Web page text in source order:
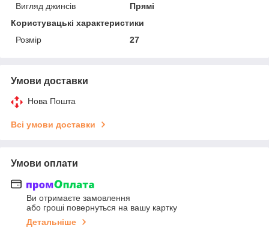
Вигляд джинсів
Прямі
Користувацькі характеристики
Розмір
27
Умови доставки
Нова Пошта
Всі умови доставки
Умови оплати
Ви отримаєте замовлення
або гроші повернуться на вашу картку
Детальніше